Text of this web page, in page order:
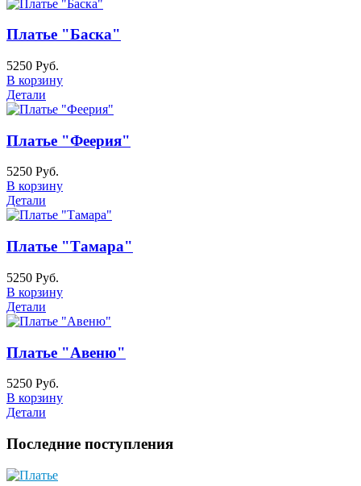
Платье "Баска"
5250 Руб.
В корзину
Детали
Платье "Феерия"
5250 Руб.
В корзину
Детали
Платье "Тамара"
5250 Руб.
В корзину
Детали
Платье "Авеню"
5250 Руб.
В корзину
Детали
Последние поступления